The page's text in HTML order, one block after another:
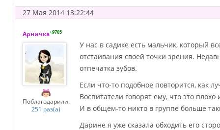
27 Мая 2014 13:22:44
Арничка+9705
Поблагодарили:
251 раз(а)
У нас в садике есть мальчик, который
отстаивания своей точки зрения.
отпечатка зубов.
Если что-то подобное повторится, как
Воспитатели говорят ему, что это плохо
И в общем-то никто в группе больше
Дарине я уже сказала обходить его